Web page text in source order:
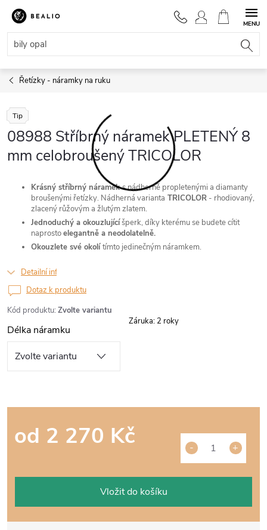
Přejít
obsah
NÁKUPNÍ
KOŠÍK
Řetízky - náramky na ruku
Tip
08988 Stříbrný náramek PLETENÝ 8
mm celobroušený TRICOLOR
Kód produktu: Zvolte variantu
Krásný stříbrný nárameks nádherně propletenými a diamanty
broušenými řetízky. Nádherná varianta TRICOLOR - rhodiovaný,
zlacený růžovým a žlutým zlatem.
Jednoduchý a okouzlujícíšperk, díky kterému se budete cítit
naprostoelegantně a neodolatelně.
Okouzlete své okolítímto jedinečným náramkem.
Detailní informace
Délka náramku
od 2 270 Kč
Vložit do košíku
Dotaz k produktu
Záruka: 2 roky